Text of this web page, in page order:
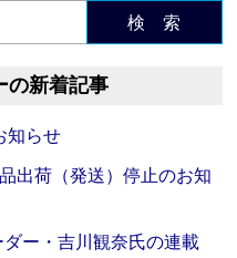
検 索
の新着記事
知らせ
出荷（発送）停止のお知
ダー・吉川観奈氏の連載